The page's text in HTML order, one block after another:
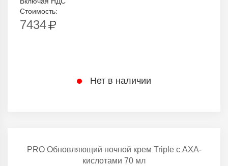
Стоимость:
7434
Нет в наличии
PRO Обновляющий ночной крем Triple с АХА-
кислотами 70 мл